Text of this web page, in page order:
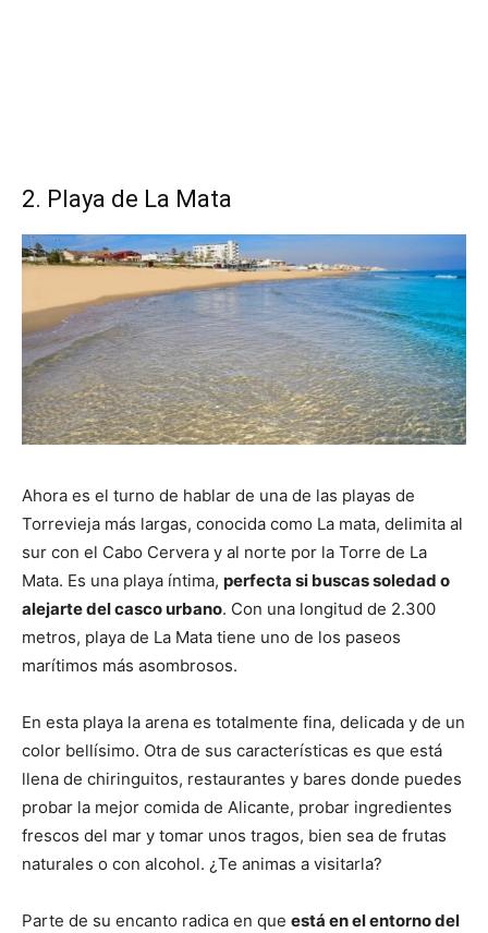
2. Playa de La Mata
Ahora es el turno de hablar de una de las playas de
Torrevieja más largas, conocida como La mata, delimita al
sur con el Cabo Cervera y al norte por la Torre de La
Mata. Es una playa íntima, perfecta si buscas soledad o
alejarte del casco urbano. Con una longitud de 2.300
metros, playa de La Mata tiene uno de los paseos
marítimos más asombrosos.
En esta playa la arena es totalmente fina, delicada y de un
color bellísimo. Otra de sus características es que está
llena de chiringuitos, restaurantes y bares donde puedes
probar la mejor comida de Alicante, probar ingredientes
frescos del mar y tomar unos tragos, bien sea de frutas
naturales o con alcohol. ¿Te animas a visitarla?
Parte de su encanto radica en que está en el entorno del